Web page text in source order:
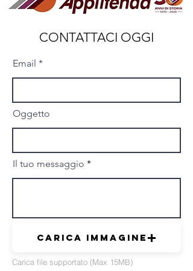
CONTATTACI OGGI
Email
Oggetto
Il tuo messaggio
Carica immagine
Carica file supportato (Max 15MB)